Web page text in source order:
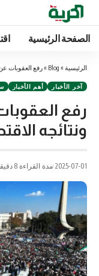
الصفحة الرئيسية
الرئيسية »
Blog
»رفع العقوبات
آخر الأخبار أهم الأخبار
رفع
ونتائجه
2025-07-01 مدة القراءة 8 دقيقة/دقائق